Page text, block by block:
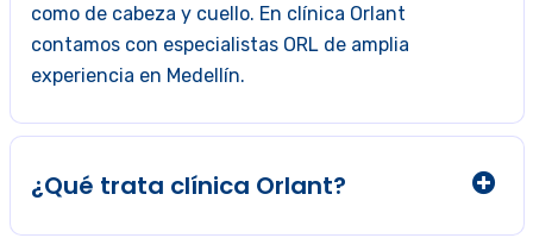
como de cabeza y cuello. En clínica Orlant
contamos con especialistas ORL de amplia
experiencia en Medellín.
¿Qué trata clínica Orlant?